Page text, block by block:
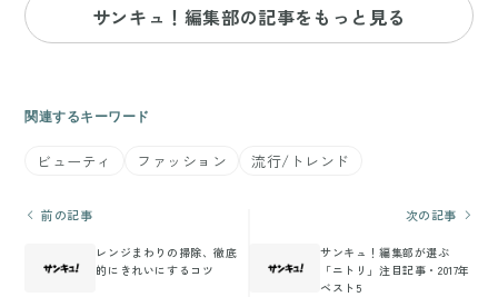
サンキュ！編集部の記事をもっと見る
関連するキーワード
ビューティ ファッション 流行/トレンド
前の記事
レンジまわりの掃除、徹底
的にきれいにするコツ
次の記事
サンキュ！編集部が選ぶ
「ニトリ」注目記事・2017年
ベスト5